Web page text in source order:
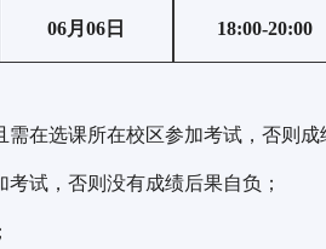
06月 06日 18:00-20:00
在选课所在校区参加考试，否则成
试，否则没有成绩后果自负；